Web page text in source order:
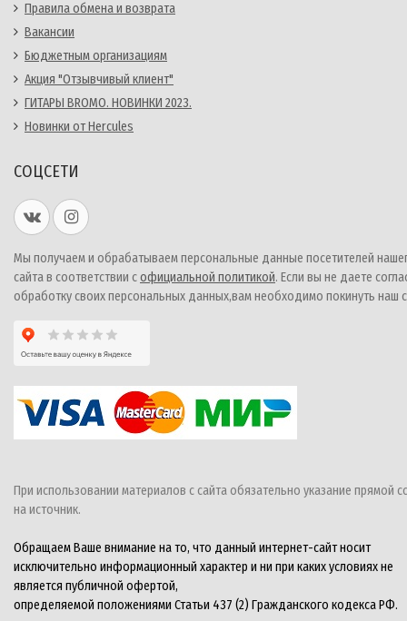
Правила обмена и возврата
Вакансии
Бюджетным организациям
Акция "Отзывчивый клиент"
ГИТАРЫ BROMO. НОВИНКИ 2023.
Новинки от Hercules
СОЦСЕТИ
Мы получаем и обрабатываем персональные данные посетителей
сайта в соответствии софициальной политикой. Если вы не даете
обработку своих персональных данных,вам необходимо покинуть наш
При использовании материалов с сайта обязательно указание прямой
на источник.
Обращаем Ваше внимание на то, что данный интернет-сайт носит
исключительно информационный характер и ни при каких условиях не
является публичной офертой,
определяемой положениями Статьи 437 (2) Гражданского кодекса РФ.